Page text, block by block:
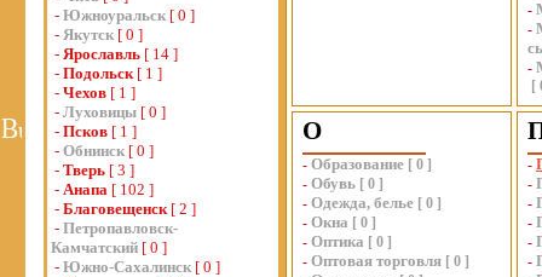
- Южноуральск [ 0 ]
- Якутск [ 0 ]
- Ярославль [ 14 ]
- Подольск[ 1 ]
- Чехов [ 1 ]
- Луховицы [ 0 ]
- Псков [ 1 ]
- Обнинск [ 0 ]
- Тверь [ 3 ]
- Анапа [ 102 ]
- Благовещенск[ 2 ]
- Петропавловск-
Камчатский [ 0 ]
- Южно-Сахалинск [ 0 ]
-
-
-
[
О
- Образование [ 0 ]
- Обувь [ 0 ]
- Одежда, белье [ 0 ]
- Окна [ 0 ]
- Оптика [ 0 ]
- Оптовая торговля [ 0 ]
-
-
-
-
-
-